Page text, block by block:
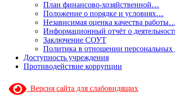
План финансово-хозяйственной…
Положение о порядке и условиях…
Независимая оценка качества
Информационный отчёт о
Заключение СОУТ
Политика в отношении
Доступность учреждения
Противодействие коррупции
Версия сайта для слабовидящих